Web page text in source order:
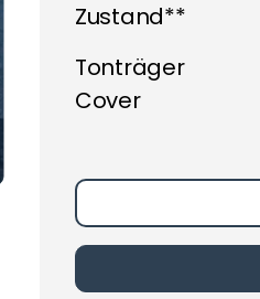
Zustand**
Tonträger
Cover